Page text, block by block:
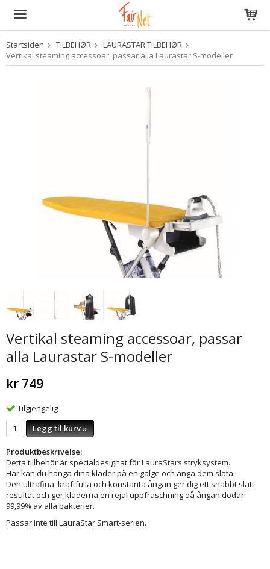
Produktet har blitt lagt til i handlekurven din
Startsiden TILBEHØR
LAURASTAR TILBEHØR
Vertikal steaming accessoar, passar alla Laurastar S-modeller
Vertikal steaming accessoar, passar
alla Laurastar S-modeller
kr 749
Tilgjengelig
Legg til kurv »
Produktbeskrivelse:
Detta tillbehör är specialdesignat för LauraStars stryksystem.
Här kan du hänga dina kläder på en galge och ånga dem släta.
Den ultrafina, kraftfulla och konstanta ångan ger dig ett snabbt slätt
resultat och ger kläderna en rejäl uppfräschning då ångan dödar
99,99% av alla bakterier.
Passar inte till LauraStar Smart-serien.